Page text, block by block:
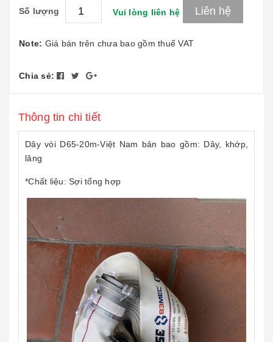
Số lượng Vui lòng liên hệ Liên hệ
Note: Giá bán trên chưa bao gồm thuế VAT
Chia sẻ:
Thông tin chi tiết
Dây vòi D65-20m-Việt Nam bản bao gồm: Dây, khớp,
lăng
*Chất liệu: Sợi tổng hợp